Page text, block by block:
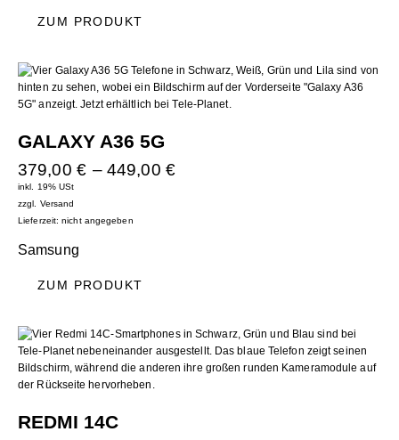
ZUM PRODUKT
GALAXY A36 5G
379,00 € –449,00 €
inkl. 19% USt
zzgl. Versand
Lieferzeit: nicht angegeben
Samsung
ZUM PRODUKT
REDMI 14C